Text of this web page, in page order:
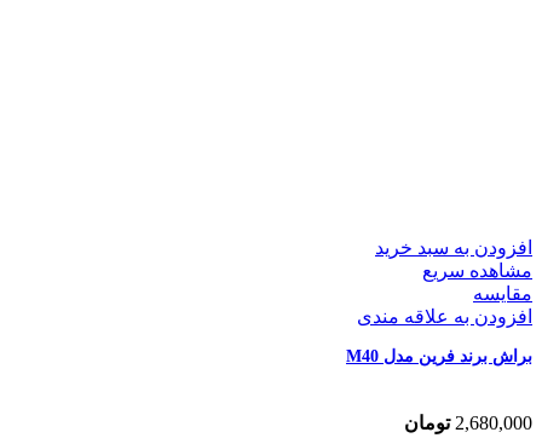
افزودن به سبد خرید
مشاهده سریع
مقایسه
افزودن به علاقه مندی
براش برند فرین مدل M40
2,680,000 تومان